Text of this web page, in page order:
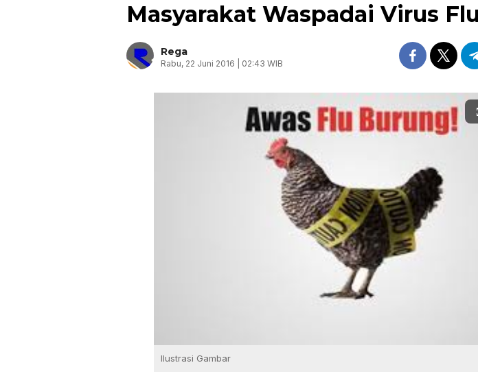
Masyarakat Waspadai Virus
Rega
Rabu, 22 Juni 2016 | 02:43 WIB
Ilustrasi Gambar